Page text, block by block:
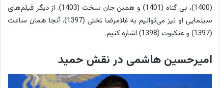
(1400)، بی گناه (1401) و همین جان سخت (1403). از دیگر فیلم‌های
سینمایی او نیز می‌توانیم به غلامرضا تختی (1397)، آنجا همان ساعت
(1397) و عنکبوت (1398) اشاره کنیم.
امیرحسین هاشمی در نقش حمید